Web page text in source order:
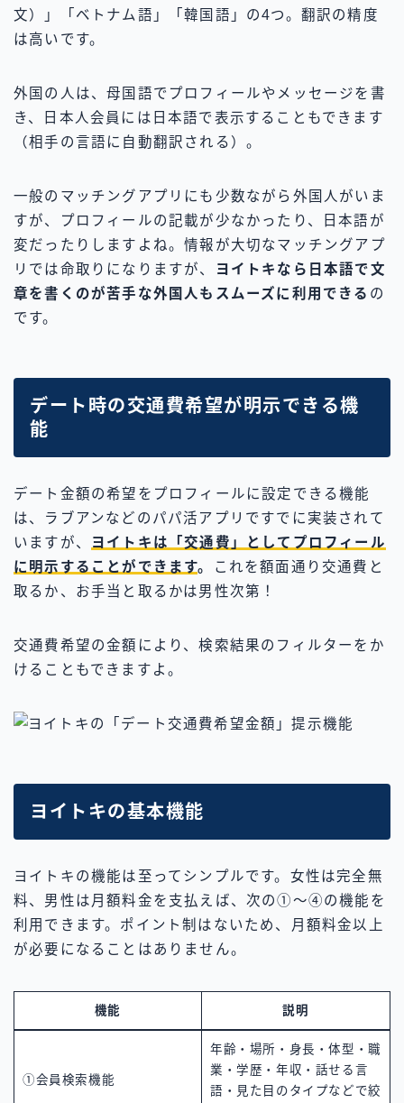
文）」「ベトナム語」「韓国語」の4つ。翻訳の精度
は高いです。
外国の人は、母国語でプロフィールやメッセージを書
き、日本人会員には日本語で表示することもできます
（相手の言語に自動翻訳される）。
一般のマッチングアプリにも少数ながら外国人がいま
すが、プロフィールの記載が少なかったり、日本語が
変だったりしますよね。情報が大切なマッチングアプ
リでは命取りになりますが、
ヨイトキなら日本語で文
章を書くのが苦手な外国人もスムーズに利用できる の
です。
デート時の交通費希望が明示できる機
能
デート金額の希望をプロフィールに設定できる機能
は、ラブアンなどのパパ活アプリですでに実装されて
いますが、
ヨイトキは「交通費」としてプロフィール
に明示することができます。
これを額面通り交通費と
取るか、お手当と取るかは男性次第！
交通費希望の金額により、検索結果のフィルターをか
けることもできますよ。
ヨイトキの基本機能
ヨイトキの機能は至ってシンプルです。女性は完全無
料、男性は月額料金を支払えば、次の①～④の機能を
利用できます。ポイント制はないため、月額料金以上
が必要になることはありません。
機能 説明
①会員検索機能
年齢・場所・身長・体型・職
業・学歴・年収・話せる言
語・見た目のタイプなどで絞